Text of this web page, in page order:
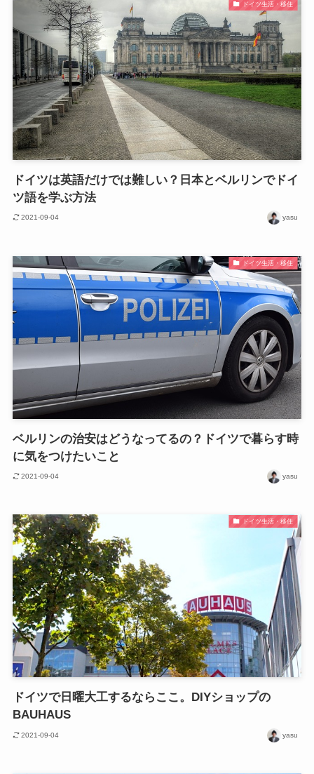
ドイツ生活・移住
ドイツは英語だけでは難しい？日本とベルリンでドイ
ツ語を学ぶ方法
2021-09-04 yasu
ドイツ生活・移住
ベルリンの治安はどうなってるの？ドイツで暮らす時
に気をつけたいこと
2021-09-04 yasu
ドイツ生活・移住
ドイツで日曜大工するならここ。DIYショップの
BAUHAUS
2021-09-04 yasu